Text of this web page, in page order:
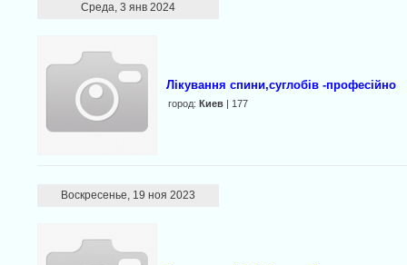
Среда, 3 янв 2024
Лікування спини,суглобів -професійно
город: Киев| 177
Воскресенье, 19 ноя 2023